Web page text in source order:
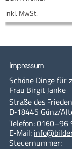
inkl. MwSt.
Impres­sum
Schö­ne Din­ge für
Frau Bir­git Janke
Stra­ße des
D‑18445 Günz/
Te­le­fon:0160–96
E‑Mail:
Steu­er­num­mer: